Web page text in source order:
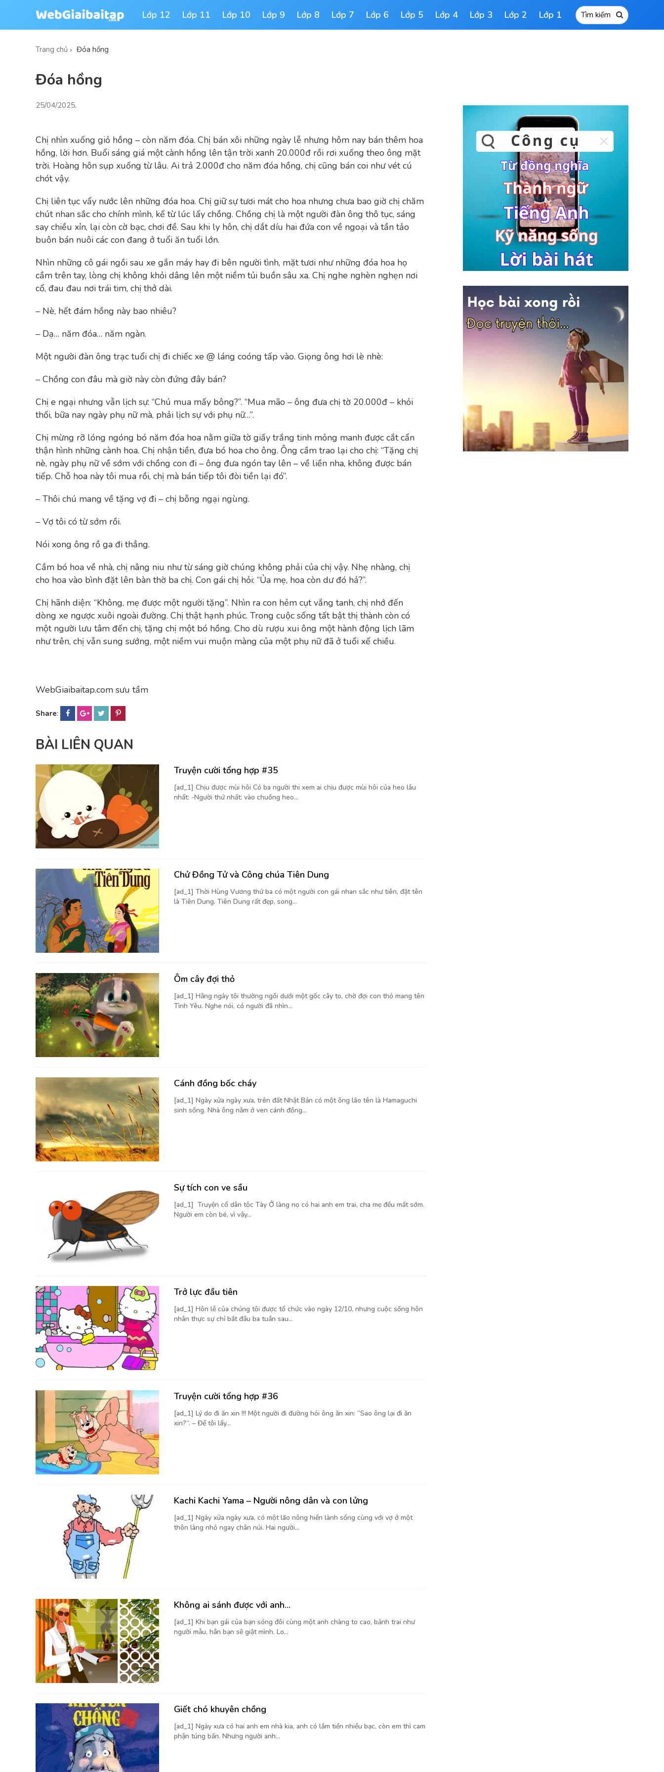
Lớp 12 Lớp 11 Lớp 10 Lớp 9 Lớp 8 Lớp 7 Lớp 6 Lớp 5 Lớp 4 Lớp 3 Lớp 2 Lớp 1
Trang chủ Đóa hồng
Đóa hồng
25/04/2025.
Chị nhìn xuống giỏ hồng – còn năm đóa. Chị bán xôi những ngày lễ nhưng hôm nay bán thêm hoa
hồng, lời hơn. Buổi sáng giá một cành hồng lên tận trời xanh 20.000đ rồi rơi xuống theo ông mặt
trời. Hoàng hôn sụp xuống từ lâu. Ai trả 2.000đ cho năm đóa hồng, chị cũng bán coi như vét cú
chót vậy.
Chị liên tục vẩy nước lên những đóa hoa. Chị giữ sự tươi mát cho hoa nhưng chưa bao giờ chị chăm
chút nhan sắc cho chính mình, kể từ lúc lấy chồng. Chồng chị là một người đàn ông thô tục, sáng
say chiều xỉn, lại còn cờ bạc, chơi đề. Sau khi ly hôn, chị dắt díu hai đứa con về ngoại và tần tảo
buôn bán nuôi các con đang ở tuổi ăn tuổi lớn.
Nhìn những cô gái ngồi sau xe gắn máy hay đi bên người tình, mặt tươi như những đóa hoa họ
cầm trên tay, lòng chị không khỏi dâng lên một niềm tủi buồn sâu xa. Chị nghe nghèn nghẹn nơi
cổ, đau đau nơi trái tim, chị thở dài.
– Nè, hết đám hồng này bao nhiêu?
– Dạ… năm đóa… năm ngàn.
Một người đàn ông trạc tuổi chị đi chiếc xe @ láng coóng tấp vào. Giọng ông hơi lè nhè:
– Chồng con đâu mà giờ này còn đứng đây bán?
Chị e ngại nhưng vẫn lịch sự: “Chú mua mấy bông?”. “Mua mão – ông đưa chị tờ 20.000đ – khỏi
thối, bữa nay ngày phụ nữ mà, phải lịch sự với phụ nữ…”.
Chị mừng rỡ lóng ngóng bó năm đóa hoa nằm giữa tờ giấy trắng tinh mỏng manh được cắt cẩn
thận hình những cành hoa. Chị nhận tiền, đưa bó hoa cho ông. Ông cầm trao lại cho chị: “Tặng chị
nè, ngày phụ nữ về sớm với chồng con đi – ông đưa ngón tay lên – về liền nha, không được bán
tiếp. Chỗ hoa này tôi mua rồi, chị mà bán tiếp tôi đòi tiền lại đó”.
– Thôi chú mang về tặng vợ đi – chị bỗng ngại ngùng.
– Vợ tôi có từ sớm rồi.
Nói xong ông rồ ga đi thẳng.
Cầm bó hoa về nhà, chị nâng niu như từ sáng giờ chúng không phải của chị vậy. Nhẹ nhàng, chị
cho hoa vào bình đặt lên bàn thờ ba chị. Con gái chị hỏi: “Ủa mẹ, hoa còn dư đó hả?”.
Chị hãnh diện: “Không, mẹ được một người tặng”. Nhìn ra con hẻm cụt vắng tanh, chị nhớ đến
dòng xe ngược xuôi ngoài đường. Chị thật hạnh phúc. Trong cuộc sống tất bật thị thành còn có
một người lưu tâm đến chị, tặng chị một bó hồng. Cho dù rượu xui ông một hành động lịch lãm
như trên, chị vẫn sung sướng, một niềm vui muộn màng của một phụ nữ đã ở tuổi xế chiều.
WebGiaibaitap.com sưu tầm
Share:
BÀI LIÊN QUAN
Truyện cười tổng hợp #35
[ad_1] Chịu được mùi hôi Có ba người thi xem ai chịu được mùi hôi của heo lâu
nhất: -Người thứ nhất: vào chuồng heo...
Chử Đồng Tử và Công chúa Tiên Dung
[ad_1] Thời Hùng Vương thứ ba có một người con gái nhan sắc như tiên, đặt tên
là Tiên Dung. Tiên Dung rất đẹp, song...
Ôm cây đợi thỏ
[ad_1] Hằng ngày tôi thường ngồi dưới một gốc cây to, chờ đợi con thỏ mang tên
Tình Yêu. Nghe nói, có người đã nhìn...
Cánh đồng bốc cháy
[ad_1] Ngày xửa ngày xưa, trên đất Nhật Bản có một ông lão tên là Hamaguchi
sinh sống. Nhà ông nằm ở ven cánh đồng...
Sự tích con ve sầu
[ad_1] Truyện cổ dân tộc Tày Ở làng nọ có hai anh em trai, cha mẹ đều mất sớm.
Người em còn bé, vì vậy...
Trở lực đầu tiên
[ad_1] Hôn lễ của chúng tôi được tổ chức vào ngày 12/10, nhưng cuộc sống hôn
nhân thực sự chỉ bắt đầu ba tuần sau...
Truyện cười tổng hợp #36
[ad_1] Lý do đi ăn xin !!! Một người đi đường hỏi ông ăn xin: “Sao ông lại đi ăn
xin?”. – Để tôi lấy...
Kachi Kachi Yama – Người nông dân và con lửng
[ad_1] Ngày xửa ngày xưa, có một lão nông hiền lành sống cùng với vợ ở một
thôn làng nhỏ ngay chân núi. Hai người...
Không ai sánh được với anh…
[ad_1] Khi bạn gái của bạn sóng đôi cùng một anh chàng to cao, bảnh trai như
người mẫu, hẳn bạn sẽ giật mình. Lo...
Giết chó khuyên chồng
[ad_1] Ngày xưa có hai anh em nhà kia, anh có lắm tiền nhiều bạc, còn em thì cam
phận túng bấn. Nhưng người anh...